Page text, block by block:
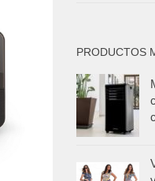
PRODUCTOS